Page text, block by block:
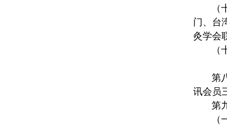
门、台
灸学会
第
讯会员
第